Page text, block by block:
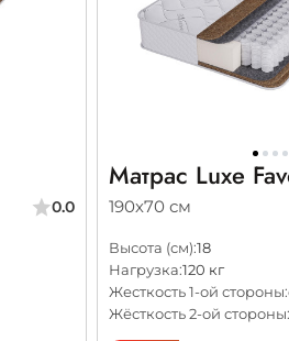
0.0
Матрас Luxe
190х70 см
Высота (см):18
Нагрузка:120 кг
Жесткость 1-ой стороны:
Жёсткость 2-ой стороны: